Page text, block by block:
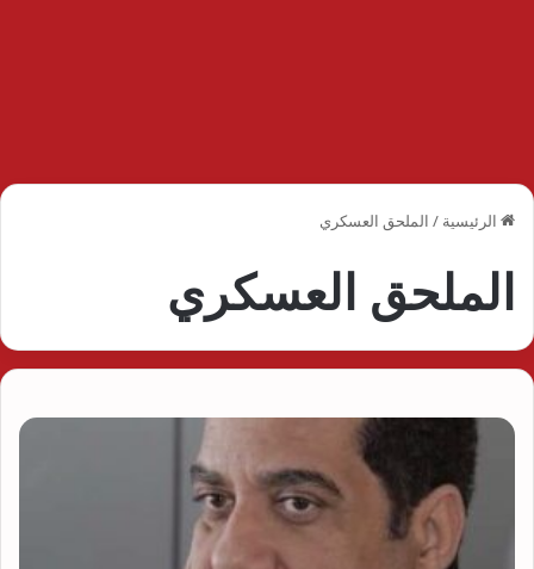
الرئيسية / الملحق العسكري
الملحق العسكري